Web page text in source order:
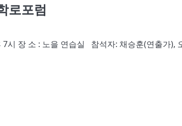
로포럼
시 장 소 : 노을 연습실 참석자: 채승훈(연출가),